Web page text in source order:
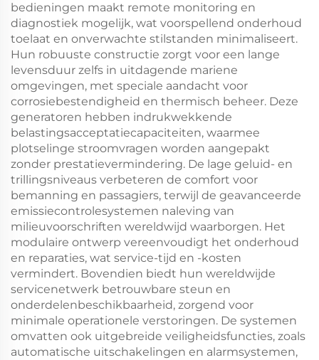
bedieningen maakt remote monitoring en
diagnostiek mogelijk, wat voorspellend onderhoud
toelaat en onverwachte stilstanden minimaliseert.
Hun robuuste constructie zorgt voor een lange
levensduur zelfs in uitdagende mariene
omgevingen, met speciale aandacht voor
corrosiebestendigheid en thermisch beheer. Deze
generatoren hebben indrukwekkende
belastingsacceptatiecapaciteiten, waarmee
plotselinge stroomvragen worden aangepakt
zonder prestatievermindering. De lage geluid- en
trillingsniveaus verbeteren de comfort voor
bemanning en passagiers, terwijl de geavanceerde
emissiecontrolesystemen naleving van
milieuvoorschriften wereldwijd waarborgen. Het
modulaire ontwerp vereenvoudigt het onderhoud
en reparaties, wat service-tijd en -kosten
vermindert. Bovendien biedt hun wereldwijde
servicenetwerk betrouwbare steun en
onderdelenbeschikbaarheid, zorgend voor
minimale operationele verstoringen. De systemen
omvatten ook uitgebreide veiligheidsfuncties, zoals
automatische uitschakelingen en alarmsystemen,